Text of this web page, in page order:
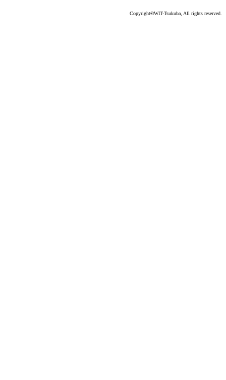
Copyright©WIT-Tsukuba, All rights reserved.